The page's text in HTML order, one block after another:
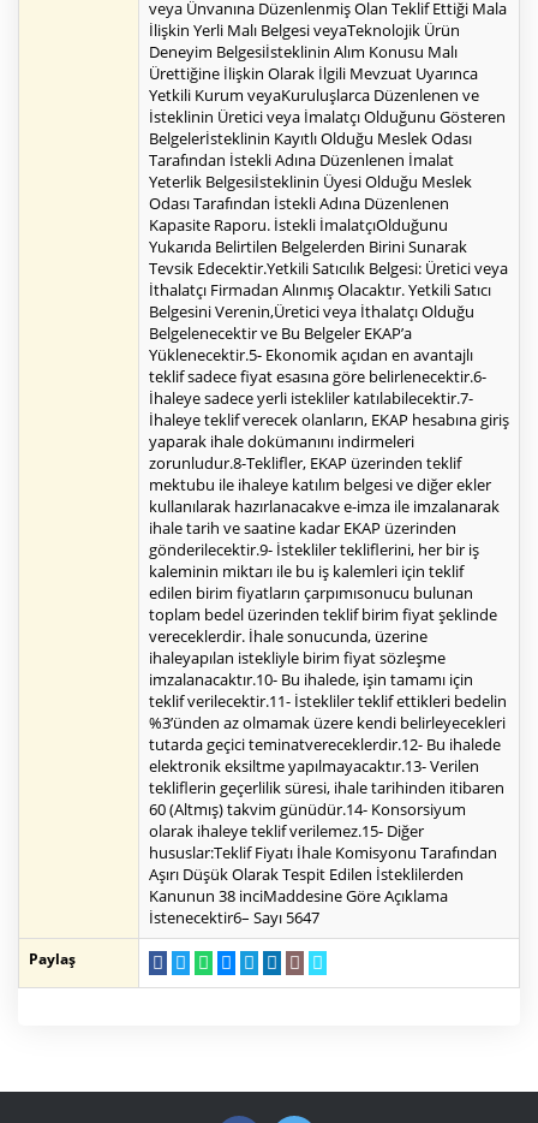
veya Ünvanına Düzenlenmiş Olan Teklif Ettiği Mala
İlişkin Yerli Malı Belgesi veyaTeknolojik Ürün
Deneyim Belgesiİsteklinin Alım Konusu Malı
Ürettiğine İlişkin Olarak İlgili Mevzuat Uyarınca
Yetkili Kurum veyaKuruluşlarca Düzenlenen ve
İsteklinin Üretici veya İmalatçı Olduğunu Gösteren
Belgelerİsteklinin Kayıtlı Olduğu Meslek Odası
Tarafından İstekli Adına Düzenlenen İmalat
Yeterlik Belgesiİsteklinin Üyesi Olduğu Meslek
Odası Tarafından İstekli Adına Düzenlenen
Kapasite Raporu. İstekli İmalatçıOlduğunu
Yukarıda Belirtilen Belgelerden Birini Sunarak
Tevsik Edecektir.Yetkili Satıcılık Belgesi: Üretici veya
İthalatçı Firmadan Alınmış Olacaktır. Yetkili Satıcı
Belgesini Verenin,Üretici veya İthalatçı Olduğu
Belgelenecektir ve Bu Belgeler EKAP’a
Yüklenecektir.5- Ekonomik açıdan en avantajlı
teklif sadece fiyat esasına göre belirlenecektir.6-
İhaleye sadece yerli istekliler katılabilecektir.7-
İhaleye teklif verecek olanların, EKAP hesabına giriş
yaparak ihale dokümanını indirmeleri
zorunludur.8-Teklifler, EKAP üzerinden teklif
mektubu ile ihaleye katılım belgesi ve diğer ekler
kullanılarak hazırlanacakve e-imza ile imzalanarak
ihale tarih ve saatine kadar EKAP üzerinden
gönderilecektir.9- İstekliler tekliflerini, her bir iş
kaleminin miktarı ile bu iş kalemleri için teklif
edilen birim fiyatların çarpımısonucu bulunan
toplam bedel üzerinden teklif birim fiyat şeklinde
vereceklerdir. İhale sonucunda, üzerine
ihaleyapılan istekliyle birim fiyat sözleşme
imzalanacaktır.10- Bu ihalede, işin tamamı için
teklif verilecektir.11- İstekliler teklif ettikleri bedelin
%3’ünden az olmamak üzere kendi belirleyecekleri
tutarda geçici teminatvereceklerdir.12- Bu ihalede
elektronik eksiltme yapılmayacaktır.13- Verilen
tekliflerin geçerlilik süresi, ihale tarihinden itibaren
60 (Altmış) takvim günüdür.14- Konsorsiyum
olarak ihaleye teklif verilemez.15- Diğer
hususlar:Teklif Fiyatı İhale Komisyonu Tarafından
Aşırı Düşük Olarak Tespit Edilen İsteklilerden
Kanunun 38 inciMaddesine Göre Açıklama
İstenecektir6– Sayı 5647
Paylaş